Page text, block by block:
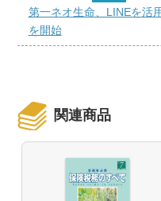
第一ネオ生命、LINEを活
を開始
関連商品